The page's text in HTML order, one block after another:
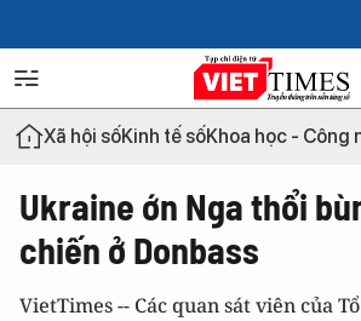
Xã hội sốKinh tế sốKhoa học - Công
Ukraine ớn Nga thổi
chiến ở Donbass
VietTimes -- Các quan sát viên của